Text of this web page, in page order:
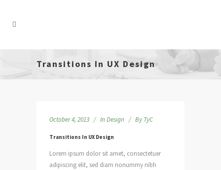
Transitions In UX Design
October 4, 2013 In Design By TyC
Transitions In UX Design
Lorem ipsum dolor sit amet, consectetuer
adipiscing elit, sed diam nonummy nibh